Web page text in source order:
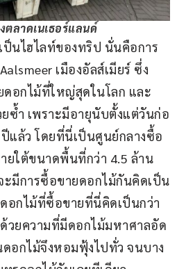
ลาดเนเธอร์แลนด์
ป็นไฮไลท์ของทริป นั่นคือการ
เมืองอัลส์เมียร์ ซึ่ง
อกไม้ที่ใหญ่สุดในโลก และ
ซ้ำ เพราะมีอายุนับตั้งแต่วันก่อ
แล้ว โดยที่นี่เป็นศูนย์กลางซื้อ
ยใต้ขนาดพื้นที่กว่า 4.5 ล้าน
ะมีการซื้อขายดอกไม้กันคิดเป็น
อกไม้ที่ซื้อขายที่นี่คิดเป็นกว่า
วยความที่มีดอกไม้มหาศาลอัด
อกไม้จึงหอมฟุ้งไปทั่ว จนบาง